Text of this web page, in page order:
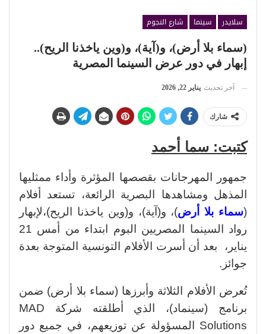
سلايدر سينما
شارع النجوم
(سماء بلا أرض)، و(آية)، و(وين ياخذنا الريح)..
إبهار في دور عرض السينما المصرية
آخر تحديث يناير 22, 2026
شارك
كتبت: سما أحمد
جمهور المهرجانات بقصصها المؤثرة وأداء ممثليها
المذهل ومشاهدها البصرية الرائعة، تستعد أفلام
(سماء بلا أرض)، و(آية)، و(وين ياخذنا الريح)،لإبهار
رواد السينما المصريين البوم ابتداء من أمس 21
يناير، بعد أن أسرت الأفلام التونسية المتوجة بعدة
جوائز.
تُعرض الأفلام الثلاثة وأبرزها (سماء بلا أرض) ضمن
برنامج (سينماد)، الذي أطلقته شركة MAD
Solutions المسؤولة عن توزيعهم، في جميع دور